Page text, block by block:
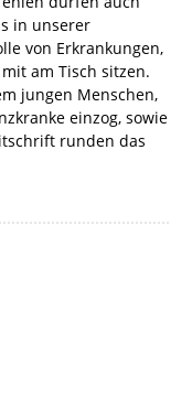
in unserer
von Erkrankungen,
am Tisch sitzen.
jungen Menschen,
einzog, sowie
runden das